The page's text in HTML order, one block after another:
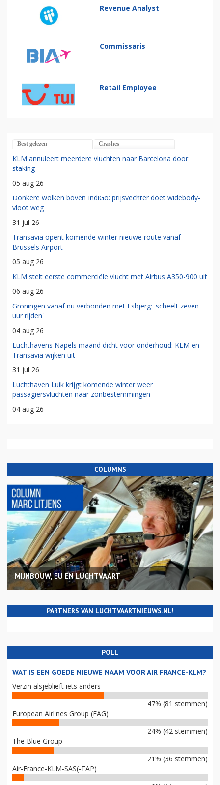
Revenue Analyst
Commissaris
Retail Employee
Best gelezen Crashes
KLM annuleert meerdere vluchten naar Barcelona door
staking
05 aug 26
Donkere wolken boven IndiGo: prijsvechter doet widebody-
vloot weg
31 jul 26
Transavia opent komende winter nieuwe route vanaf
Brussels Airport
05 aug 26
KLM stelt eerste commerciële vlucht met Airbus A350-900 uit
06 aug 26
Groningen vanaf nu verbonden met Esbjerg: 'scheelt zeven
uur rijden'
04 aug 26
Luchthavens Napels maand dicht voor onderhoud: KLM en
Transavia wijken uit
31 jul 26
Luchthaven Luik krijgt komende winter weer
passagiersvluchten naar zonbestemmingen
04 aug 26
COLUMNS
MIJNBOUW, EU EN LUCHTVAART
PARTNERS VAN LUCHTVAARTNIEUWS.NL!
POLL
WAT IS EEN GOEDE NIEUWE NAAM VOOR AIR FRANCE-KLM?
Verzin alsjeblieft iets anders
47% (81 stemmen)
European Airlines Group (EAG)
24% (42 stemmen)
The Blue Group
21% (36 stemmen)
Air-France-KLM-SAS(-TAP)